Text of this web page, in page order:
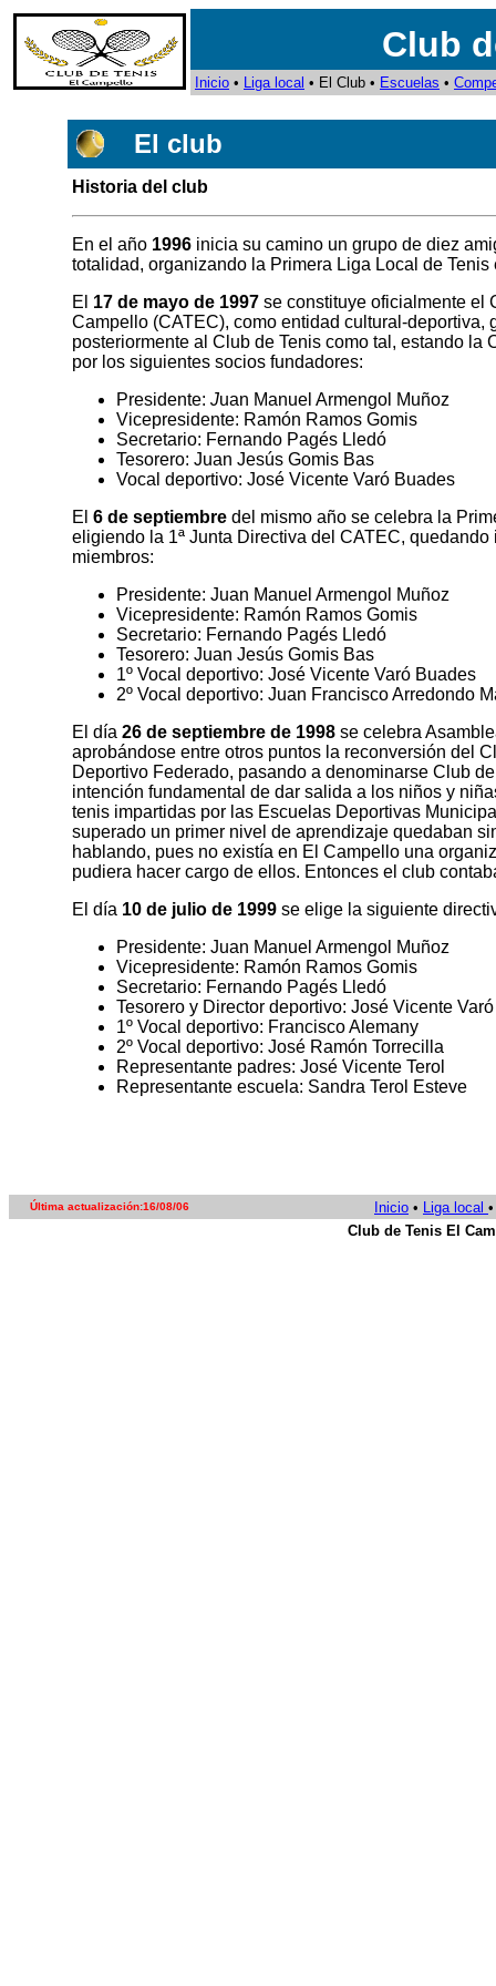
Club
Inicio • Liga local • El Club • Escuelas •
El club
Historia del club
En el año 1996inicia su camino un grupo de diez
totalidad, organizando la Primera Liga Local de
El 17 de mayo de 1997 se constituye oficialmente el
Campello (CATEC), como entidad cultural-deportiva,
posteriormente al Club de Tenis como tal, estando la
por los siguientes socios fundadores:
Presidente: Juan Manuel Armengol Muñoz
Vicepresidente: Ramón Ramos Gomis
Secretario: Fernando Pagés Lledó
Tesorero: Juan Jesús Gomis Bas
Vocal deportivo: José Vicente Varó Buades
El 6 de septiembredel mismo año se celebra la
eligiendo la 1ª Junta Directiva del CATEC,
miembros:
Presidente: Juan Manuel Armengol Muñoz
Vicepresidente: Ramón Ramos Gomis
Secretario: Fernando Pagés Lledó
Tesorero: Juan Jesús Gomis Bas
1º Vocal deportivo: José Vicente Varó Buades
2º Vocal deportivo: Juan Francisco Arredondo
El día 26 de septiembre de 1998se celebra
aprobándose entre otros puntos la reconversión del
Deportivo Federado, pasando a denominarse Club
intención fundamental de dar salida a los niños y
tenis impartidas por las Escuelas Deportivas
superado un primer nivel de aprendizaje quedaban
hablando, pues no existía en El Campello una
pudiera hacer cargo de ellos. Entonces el club
El día 10 de julio de 1999se elige la siguiente
Presidente: Juan Manuel Armengol Muñoz
Vicepresidente: Ramón Ramos Gomis
Secretario: Fernando Pagés Lledó
Tesorero y Director deportivo: José Vicente
1º Vocal deportivo: Francisco Alemany
2º Vocal deportivo: José Ramón Torrecilla
Representante padres: José Vicente Terol
Representante escuela: Sandra Terol Esteve
Última actualización:16/08/06 Inicio • Liga local
Club de Tenis El